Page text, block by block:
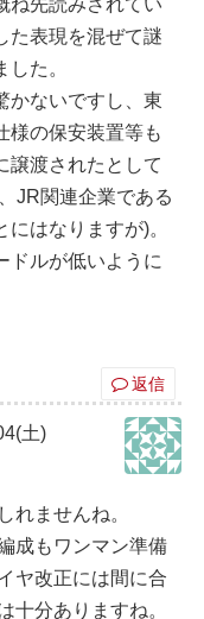
ね先読みされてい
た表現を混ぜて謎
た。
かないですし、東
様の保安装置等も
譲渡されたとして
JR関連企業である
はなりますが)。
ドルが低いように
返信
土)
れませんね。
成もワンマン準備
ヤ改正には間に合
十分ありますね。